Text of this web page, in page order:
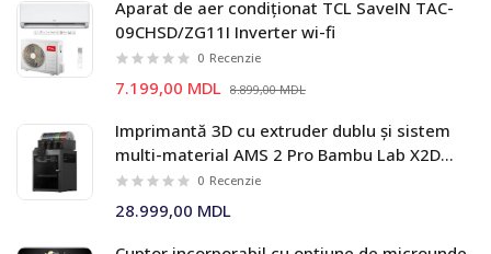
Aparat de aer condiționat TCL SaveIN TAC-
09CHSD/ZG11I Inverter wi-fi
0 Recenzie
7.199,00 MDL 8.899,00 MDL
Imprimantă 3D cu extruder dublu și sistem
multi-material AMS 2 Pro Bambu Lab X2D
Combo
0 Recenzie
28.999,00 MDL